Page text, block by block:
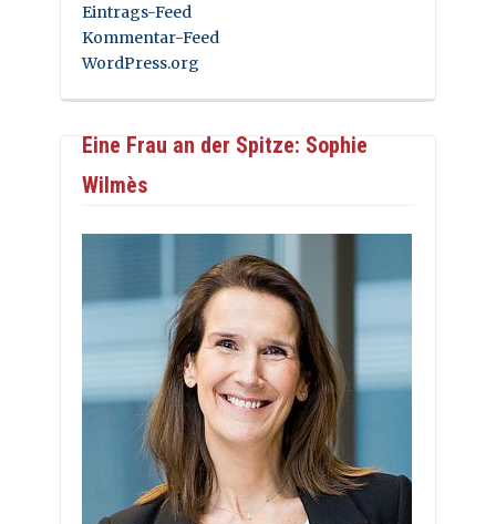
Eintrags-Feed
Kommentar-Feed
WordPress.org
Eine Frau an der Spitze: Sophie
Wilmès